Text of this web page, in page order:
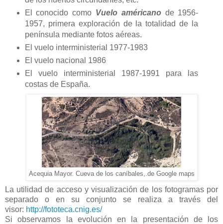
El conocido como Vuelo américanode 1956-
1957, primera exploración de la totalidad de la
península mediante fotos aéreas.
El vuelo interministerial 1977-1983
El vuelo nacional 1986
El vuelo interministerial 1987-1991 para las
costas de España.
Acequia Mayor. Cueva de los caníbales,.de Google maps
La utilidad de acceso y visualización de los fotogramas por
separado o en su conjunto se realiza a través del
visor: http://fototeca.cnig.es/
Si observamos la evolución en la presentación de los